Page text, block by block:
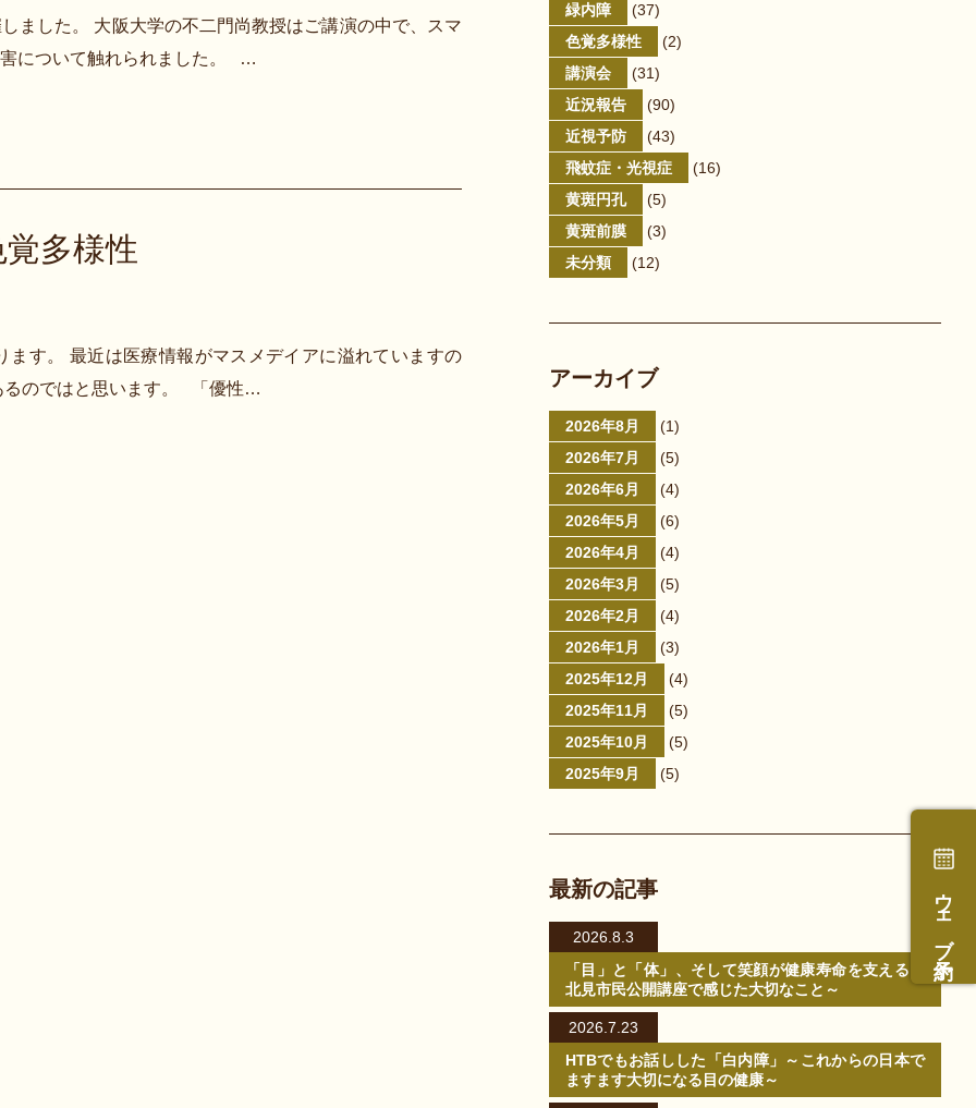
ウェブ予約
ました。 大阪大学の不二門尚教授はご講演の中で、スマ
害について触れられました。 …
多様性
ます。 最近は医療情報がマスメデイアに溢れていますの
るのではと思います。 「優性…
緑内障
(37)
色覚多様性
(2)
講演会
(31)
近況報告
(90)
近視予防
(43)
飛蚊症・光視症
(16)
黄斑円孔
(5)
黄斑前膜
(3)
未分類
(12)
アーカイブ
2026年8月
(1)
2026年7月
(5)
2026年6月
(4)
2026年5月
(6)
2026年4月
(4)
2026年3月
(5)
2026年2月
(4)
2026年1月
(3)
2025年12月
(4)
2025年11月
(5)
2025年10月
(5)
2025年9月
(5)
最新の記事
2026.8.3
「目」と「体」、そして笑顔が健康寿命を支える～
北見市民公開講座で感じた大切なこと～
2026.7.23
HTBでもお話しした「白内障」～これからの日本で
ますます大切になる目の健康～